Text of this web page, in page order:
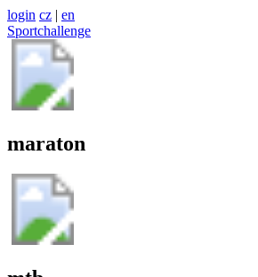
login cz | en
Sportchallenge
maraton